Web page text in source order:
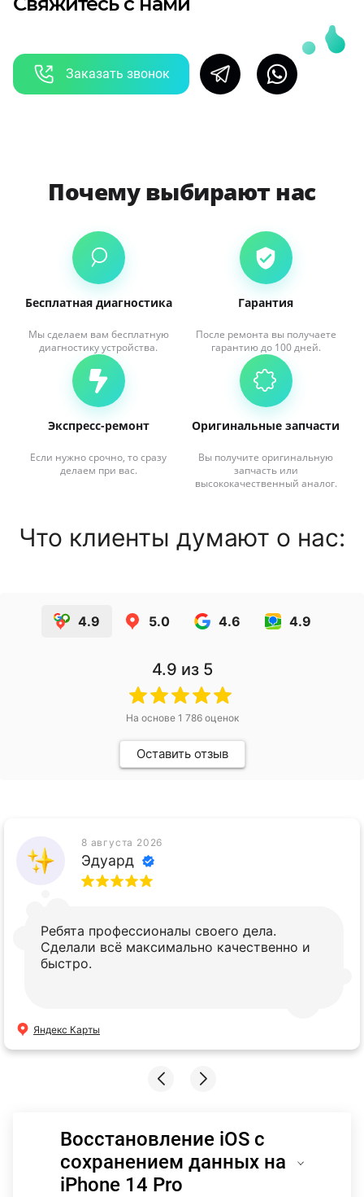
Заказать звонок
Почему выбирают нас
Бесплатная диагностика
Мы сделаем вам бесплатную
диагностику устройства.
Гарантия
После ремонта вы получаете
гарантию до 100 дней.
Экспресс-ремонт
Если нужно срочно, то сразу
делаем при вас.
Оригинальные запчасти
Вы получите оригинальную
запчасть или
высококачественный аналог.
Что клиенты думают о нас:
4.9 5.0 4.6 4.9
4.9 из 5
На основе 1 786оценок
Оставить отзыв
8 августа 2026
Эдуард
Ребята профессионалы своего дела.
Сделали всё максимально качественно и
быстро.
Яндекс Карты
Восстановление iOS с
сохранением данных на
iPhone 14 Pro